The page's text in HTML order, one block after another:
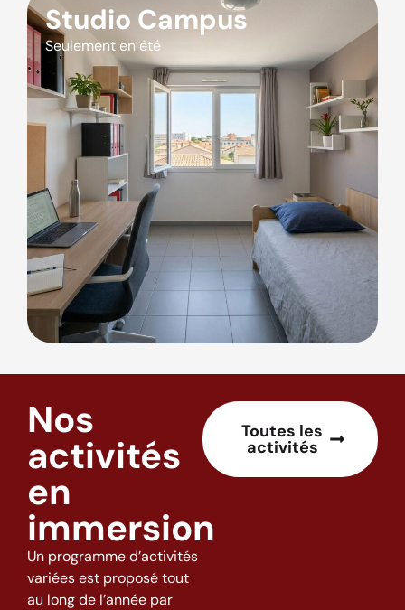
Studio Campus
Seulement en été
Nos
activités
en
immersion
Un programme d’activités
variées est proposé tout
au long de l’année par
Toutes les
activités